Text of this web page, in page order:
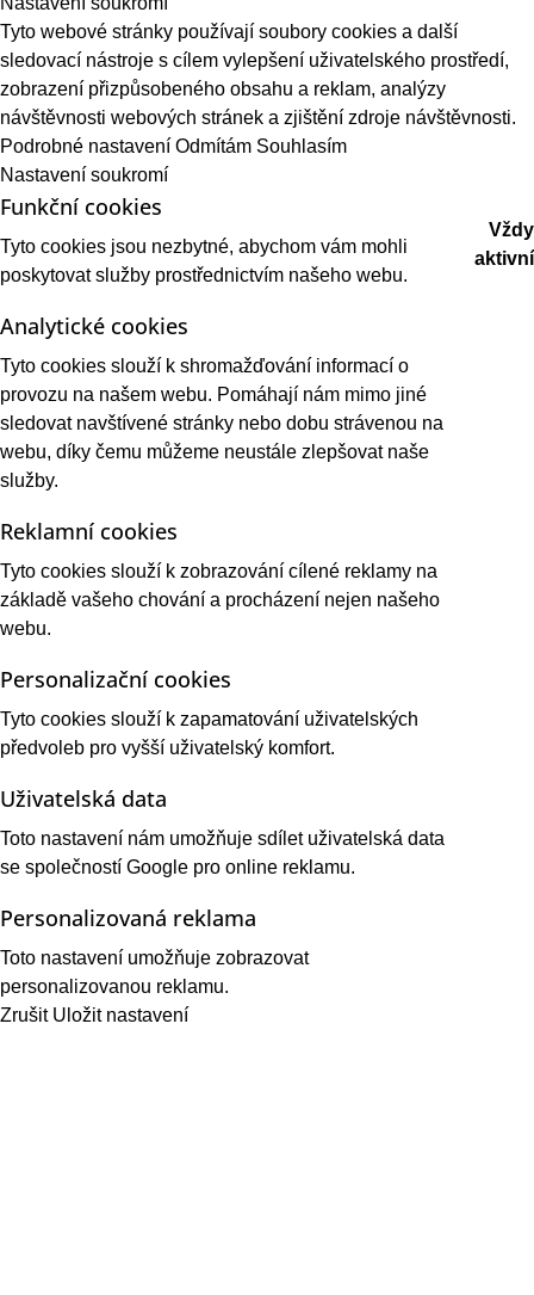
Tyto webové stránky používají soubory cookies a další
sledovací nástroje s cílem vylepšení uživatelského prostředí,
zobrazení přizpůsobeného obsahu a reklam, analýzy
návštěvnosti webových stránek a zjištění zdroje návštěvnosti.
Podrobné nastavení Odmítám Souhlasím
Nastavení soukromí
Funkční cookies
Tyto cookies jsou nezbytné, abychom vám mohli
poskytovat služby prostřednictvím našeho webu.
Vždy
aktivní
Analytické cookies
Tyto cookies slouží k shromažďování informací o
provozu na našem webu. Pomáhají nám mimo jiné
sledovat navštívené stránky nebo dobu strávenou na
webu, díky čemu můžeme neustále zlepšovat naše
služby.
Reklamní cookies
Tyto cookies slouží k zobrazování cílené reklamy na
základě vašeho chování a procházení nejen našeho
webu.
Personalizační cookies
Tyto cookies slouží k zapamatování uživatelských
předvoleb pro vyšší uživatelský komfort.
Uživatelská data
Toto nastavení nám umožňuje sdílet uživatelská data
se společností Google pro online reklamu.
Personalizovaná reklama
Toto nastavení umožňuje zobrazovat
personalizovanou reklamu.
Zrušit Uložit nastavení